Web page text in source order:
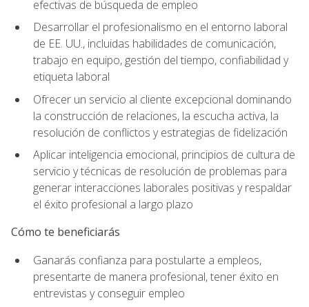
efectivas de búsqueda de empleo
Desarrollar el profesionalismo en el entorno laboral
de EE. UU., incluidas habilidades de comunicación,
trabajo en equipo, gestión del tiempo, confiabilidad y
etiqueta laboral
Ofrecer un servicio al cliente excepcional dominando
la construcción de relaciones, la escucha activa, la
resolución de conflictos y estrategias de fidelización
Aplicar inteligencia emocional, principios de cultura de
servicio y técnicas de resolución de problemas para
generar interacciones laborales positivas y respaldar
el éxito profesional a largo plazo
Cómo te beneficiarás
Ganarás confianza para postularte a empleos,
presentarte de manera profesional, tener éxito en
entrevistas y conseguir empleo